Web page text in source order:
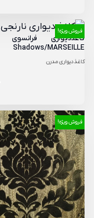
فروش ویژه!
Shadows/MARSEILLE
کاغذدیواری مدرن
فروش ویژه!